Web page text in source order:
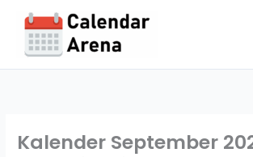
inhoud
Kalender September